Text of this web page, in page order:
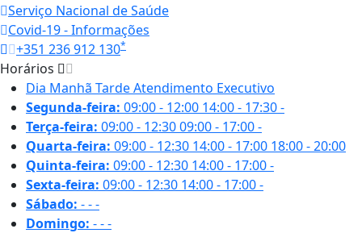
Serviço Nacional de Saúde
Covid-19 - Informações
+351 236 912 130*
Horários
Dia Manhã TardeAtendimento Executivo
Segunda-feira: 09:00 - 12:00 14:00 - 17:30-
Terça-feira: 09:00 - 12:3009:00 - 17:00-
Quarta-feira: 09:00 - 12:30 14:00 - 17:00 18:00 - 20:00
Quinta-feira: 09:00 - 12:30 14:00 - 17:00-
Sexta-feira: 09:00 - 12:30 14:00 - 17:00-
Sábado: ---
Domingo: ---